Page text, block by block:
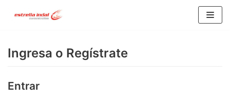
contenido
Ingresa o Regístrate
Entrar